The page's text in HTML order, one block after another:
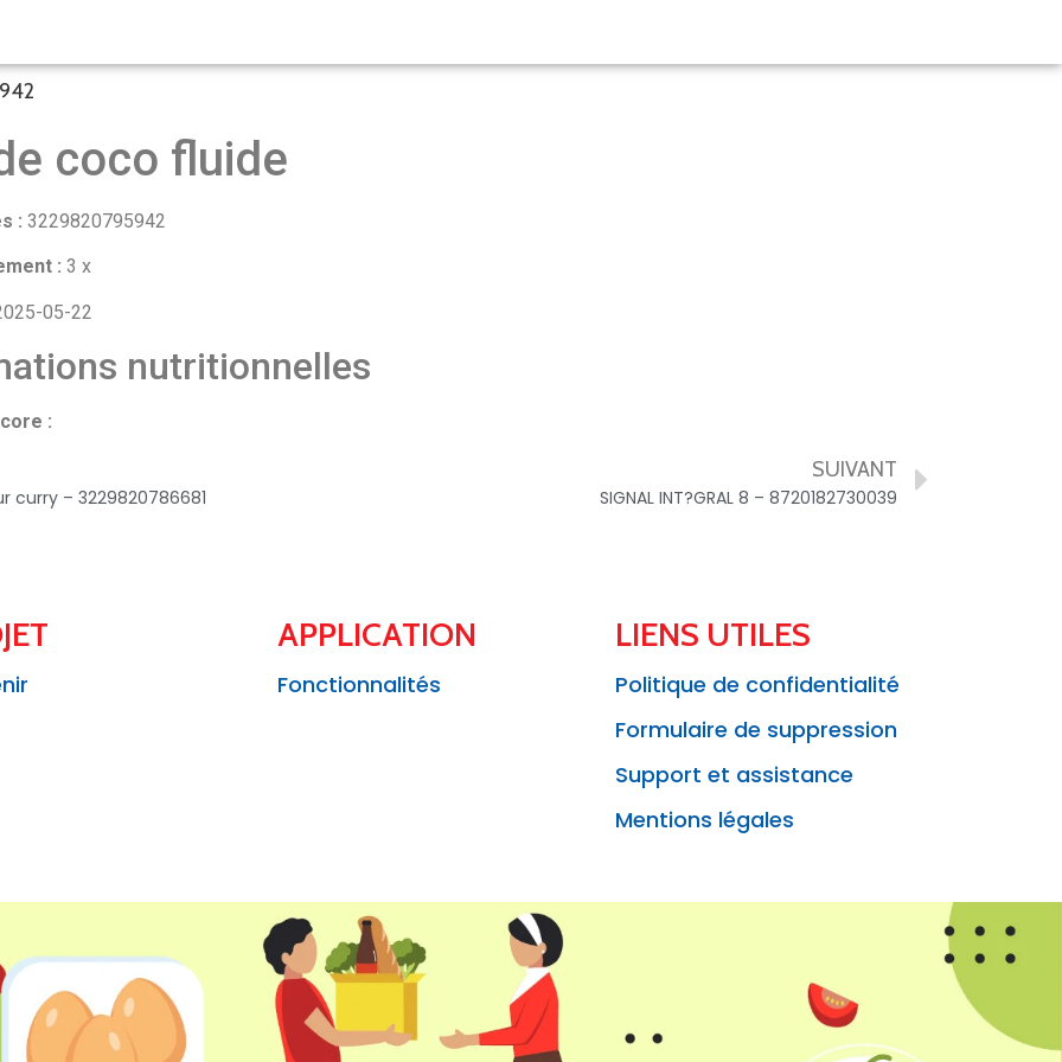
coco fluide
: 3229820795942
: 3 x
05-22
nutritionnelles
:
curry – 3229820786681
SUIVANT
SIGNAL INT?GRAL 8 – 8720182730039
APPLICATION
Fonctionnalités
LIENS UTILES
Politique de confidentialité
Formulaire de suppression
Support et assistance
Mentions légales